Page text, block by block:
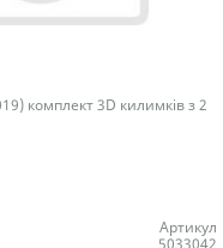
комплект 3D килимків з 2
Артикул
5033042